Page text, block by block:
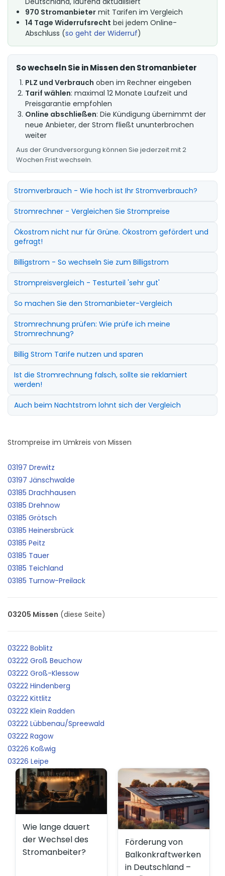
970 Stromanbieter mit Tarifen im Vergleich
14 Tage Widerrufsrecht bei jedem Online-
Abschluss (so geht der Widerruf)
So wechseln Sie in Missen den Stromanbieter
PLZ und Verbrauch oben im Rechner eingeben
Tarif wählen: maximal 12 Monate Laufzeit und
Preisgarantie empfohlen
Online abschließen: Die Kündigung übernimmt der
neue Anbieter, der Strom fließt ununterbrochen
weiter
Aus der Grundversorgung können Sie jederzeit mit 2
Wochen Frist wechseln.
Stromverbrauch - Wie hoch ist Ihr Stromverbrauch?
Stromrechner - Vergleichen Sie Strompreise
Ökostrom nicht nur für Grüne. Ökostrom gefördert und
gefragt!
Billigstrom - So wechseln Sie zum Billigstrom
Strompreisvergleich - Testurteil 'sehr gut'
So machen Sie den Stromanbieter-Vergleich
Stromrechnung prüfen: Wie prüfe ich meine
Stromrechnung?
Billig Strom Tarife nutzen und sparen
Ist die Stromrechnung falsch, sollte sie reklamiert
werden!
Auch beim Nachtstrom lohnt sich der Vergleich
Strompreise im Umkreis von Missen
03197 Drewitz
03197 Jänschwalde
03185 Drachhausen
03185 Drehnow
03185 Grötsch
03185 Heinersbrück
03185 Peitz
03185 Tauer
03185 Teichland
03185 Turnow-Preilack
03205 Missen (diese Seite)
03222 Boblitz
03222 Groß Beuchow
03222 Groß-Klessow
03222 Hindenberg
03222 Kittlitz
03222 Klein Radden
03222 Lübbenau/Spreewald
03222 Ragow
03226 Koßwig
03226 Leipe
Wie lange dauert
der Wechsel des
Stromanbeiter?
Förderung von
Balkonkraftwerken
in Deutschland –